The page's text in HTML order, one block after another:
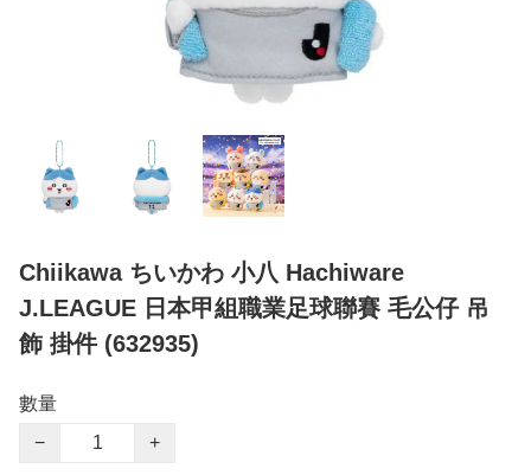
Chiikawa ちいかわ 小八 Hachiware
J.LEAGUE 日本甲組職業足球聯賽 毛公仔 吊
飾 掛件 (632935)
數量
−
+